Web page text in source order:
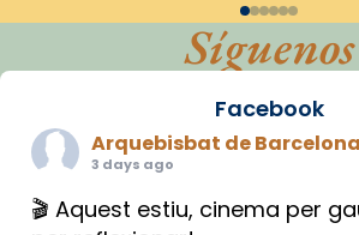
Síguenos
Facebook
Arquebisbat de Barcelona
3 days ago
🎬 Aquest estiu, cinema per